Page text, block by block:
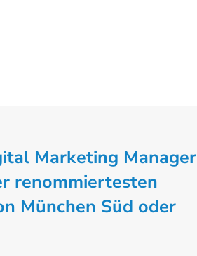
Marketing Manager
renommiertesten
München Süd oder